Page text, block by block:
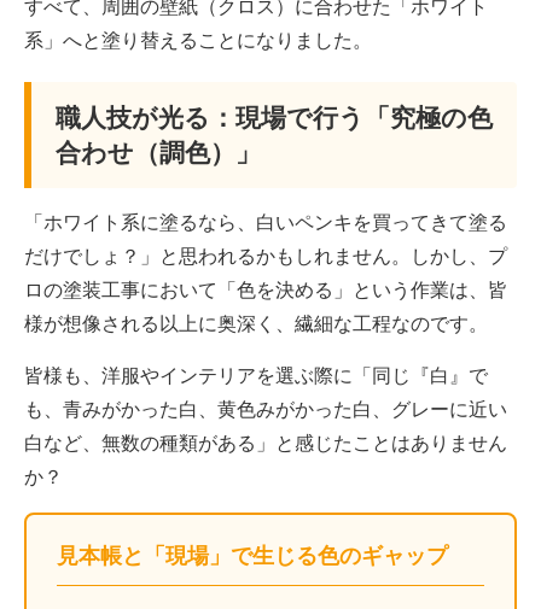
すべて、周囲の壁紙（クロス）に合わせた「ホワイト
系」へと塗り替えることになりました。
職人技が光る：現場で行う「究極の色
合わせ（調色）」
「ホワイト系に塗るなら、白いペンキを買ってきて塗る
だけでしょ？」と思われるかもしれません。しかし、プ
ロの塗装工事において「色を決める」という作業は、皆
様が想像される以上に奥深く、繊細な工程なのです。
皆様も、洋服やインテリアを選ぶ際に「同じ『白』で
も、青みがかった白、黄色みがかった白、グレーに近い
白など、無数の種類がある」と感じたことはありません
か？
見本帳と「現場」で生じる色のギャップ